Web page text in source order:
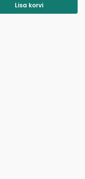
Lisa korvi